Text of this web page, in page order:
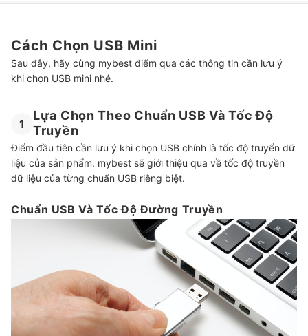
Top 9 USB Mini Nhỏ Gọn tốt nhất được ưa chuộng (Tư vấn mua)
Làm Gì Khi Quên Password?
Một Số Thiết Bị Lưu Trữ Khác
Cách Chọn USB Mini
Sau đây, hãy cùng mybest điểm qua các thông tin cần lưu ý
khi chọn USB mini nhé.
1
Lựa Chọn Theo Chuẩn USB Và Tốc Độ
Truyền
Điểm đầu tiên cần lưu ý khi chọn USB chính là tốc độ truyển dữ
liệu của sản phẩm. mybest sẽ giới thiệu qua về tốc độ truyền
dữ liệu của từng chuẩn USB riêng biệt.
Chuẩn USB Và Tốc Độ Đường Truyền